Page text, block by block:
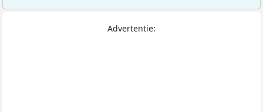
Advertentie: